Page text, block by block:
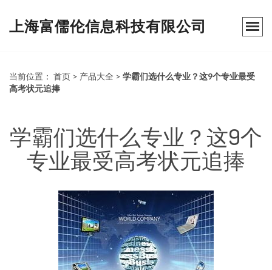
上海富儒伦信息科技有限公司
当前位置： 首页 > 产品大全 > 学霸们选什么专业？这9个专业最受
高考状元追捧
学霸们选什么专业？这9个
专业最受高考状元追捧